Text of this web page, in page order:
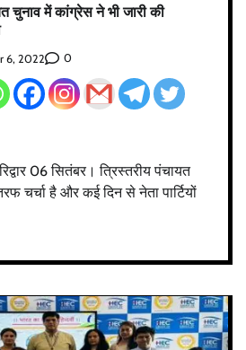
चुनाव में कांग्रेस ने भी जारी की
6, 2022 0
06 सितंबर। त्रिस्तरीय पंचायत
चर्चा है और कई दिन से नेता पार्टियों